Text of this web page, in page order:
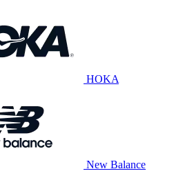
HOKA
New Balance